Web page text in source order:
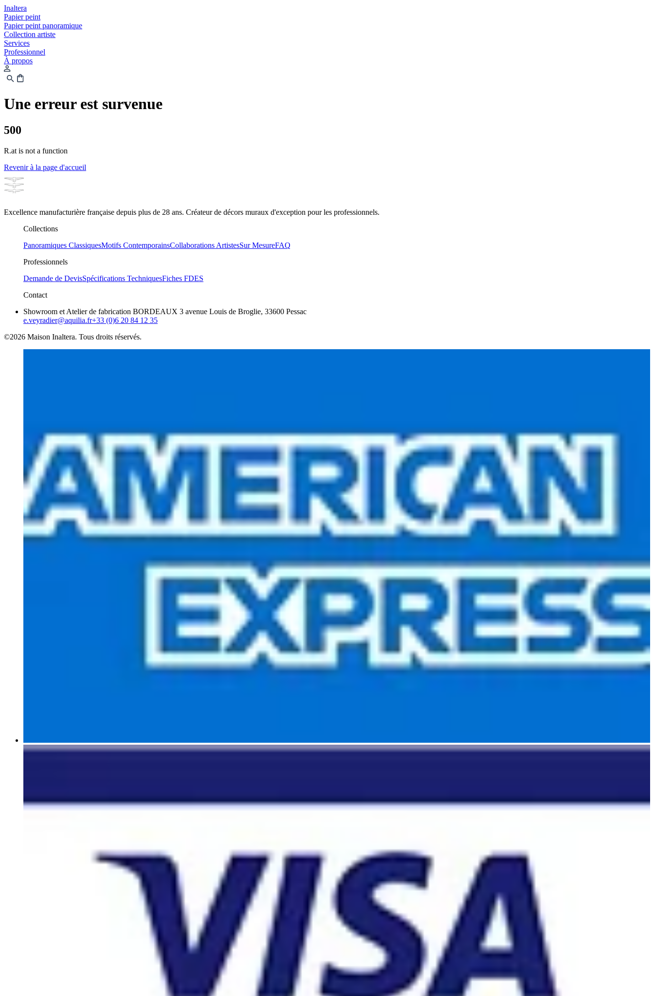
Inaltera
Papier peint
Papier peint panoramique
Collection artiste
Services
Professionnel
À propos
Une erreur est survenue
500
R.at is not a function
Revenir à la page d'accueil
Excellence manufacturière française depuis plus de 28 ans. Créateur de décors muraux d'exception pour les professionnels.
Collections
Panoramiques ClassiquesMotifs ContemporainsCollaborations ArtistesSur MesureFAQ
Professionnels
Demande de DevisSpécifications TechniquesFiches FDES
Contact
Showroom et Atelier de fabrication BORDEAUX 3 avenue Louis de Broglie, 33600 Pessac
e.veyradier@aquilia.fr+33 (0)6 20 84 12 35
©2026 Maison Inaltera. Tous droits réservés.